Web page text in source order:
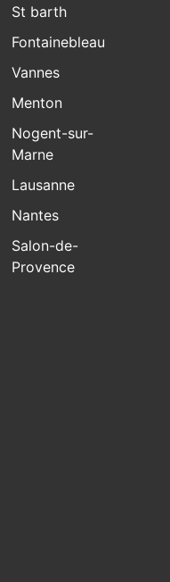
St barth
Fontainebleau
Vannes
Menton
Nogent-sur-
Marne
Lausanne
Nantes
Salon-de-
Provence